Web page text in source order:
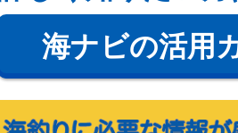
海ナビの活用